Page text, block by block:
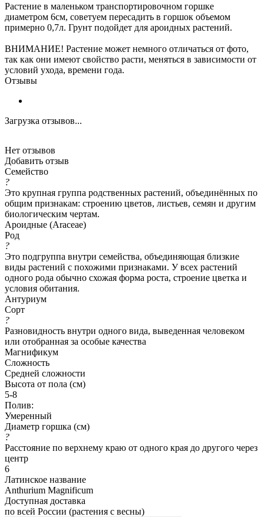
Растение в маленьком транспортировочном горшке
диаметром 6см, советуем пересадить в горшок объемом
примерно 0,7л. Грунт подойдет для ароидных растений.
ВНИМАНИЕ! Растение может немного отличаться от фото,
так как они имеют свойство расти, меняться в зависимости от
условий ухода, времени года.
Отзывы
Загрузка отзывов...
Нет отзывов
Добавить отзыв
Семейство
?
Это крупная группа родственных растений, объединённых по
общим признакам: строению цветов, листьев, семян и другим
биологическим чертам.
Ароидные (Araceae)
Род
?
Это подгруппа внутри семейства, объединяющая близкие
виды растений с похожими признаками. У всех растений
одного рода обычно схожая форма роста, строение цветка и
условия обитания.
Антуриум
Сорт
?
Разновидность внутри одного вида, выведенная человеком
или отобранная за особые качества
Магнификум
Сложность
Средней сложности
Высота от пола (см)
5-8
Полив:
Умеренный
Диаметр горшка (см)
?
Расстояние по верхнему краю от одного края до другого через
центр
6
Латинское название
Anthurium Magnificum
Доступная доставка
по всей России (растения с весны)